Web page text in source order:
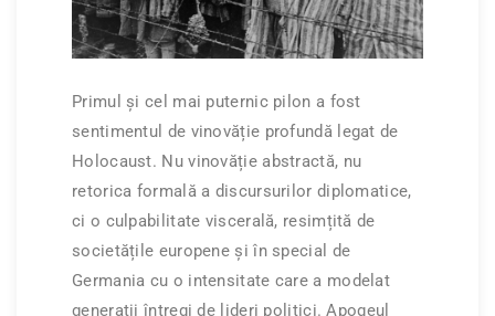
Primul și cel mai puternic pilon a fost
sentimentul de vinovăție profundă legat de
Holocaust. Nu vinovăție abstractă, nu
retorica formală a discursurilor diplomatice,
ci o culpabilitate viscerală, resimțită de
societățile europene și în special de
Germania cu o intensitate care a modelat
generații întregi de lideri politici. Apogeul